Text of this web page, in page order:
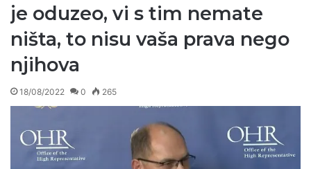
je oduzeo, vi s tim nemate
ništa, to nisu vaša prava nego
njihova
18/08/2022 0 265